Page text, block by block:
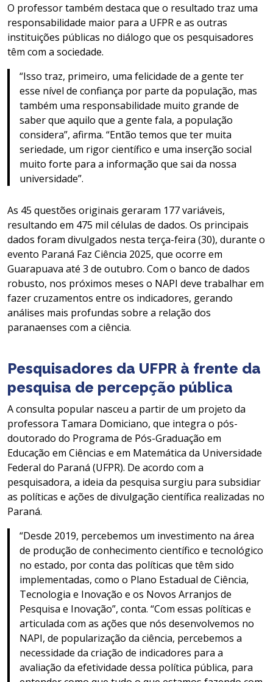
O professor também destaca que o resultado traz uma
responsabilidade maior para a UFPR e as outras
instituições públicas no diálogo que os pesquisadores
têm com a sociedade.
“Isso traz, primeiro, uma felicidade de a gente ter
esse nível de confiança por parte da população, mas
também uma responsabilidade muito grande de
saber que aquilo que a gente fala, a população
considera”, afirma. “Então temos que ter muita
seriedade, um rigor científico e uma inserção social
muito forte para a informação que sai da nossa
universidade”.
As 45 questões originais geraram 177 variáveis,
resultando em 475 mil células de dados. Os principais
dados foram divulgados nesta terça-feira (30), durante o
evento Paraná Faz Ciência 2025, que ocorre em
Guarapuava até 3 de outubro. Com o banco de dados
robusto, nos próximos meses o NAPI deve trabalhar em
fazer cruzamentos entre os indicadores, gerando
análises mais profundas sobre a relação dos
paranaenses com a ciência.
Pesquisadores da UFPR à frente da
pesquisa de percepção pública
A consulta popular nasceu a partir de um projeto da
professora Tamara Domiciano, que integra o pós-
doutorado do Programa de Pós-Graduação em
Educação em Ciências e em Matemática da Universidade
Federal do Paraná (UFPR). De acordo com a
pesquisadora, a ideia da pesquisa surgiu para subsidiar
as políticas e ações de divulgação científica realizadas no
Paraná.
“Desde 2019, percebemos um investimento na área
de produção de conhecimento científico e tecnológico
no estado, por conta das políticas que têm sido
implementadas, como o Plano Estadual de Ciência,
Tecnologia e Inovação e os Novos Arranjos de
Pesquisa e Inovação”, conta. “Com essas políticas e
articulada com as ações que nós desenvolvemos no
NAPI, de popularização da ciência, percebemos a
necessidade da criação de indicadores para a
avaliação da efetividade dessa política pública, para